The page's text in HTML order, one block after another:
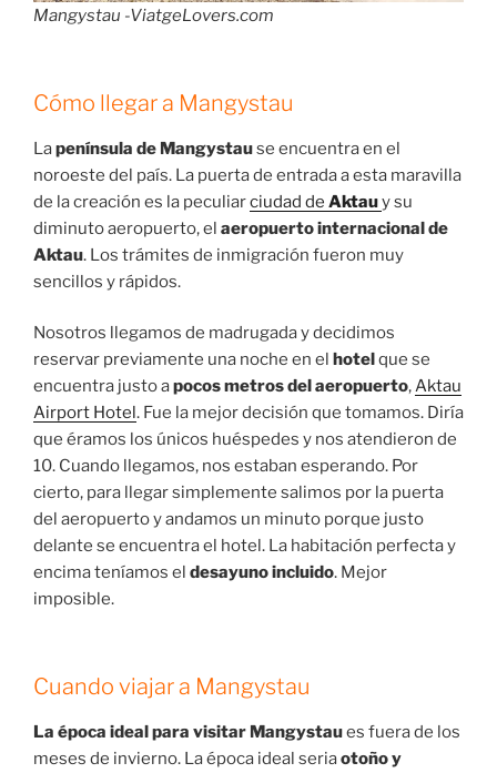
Mangystau -ViatgeLovers.com
Cómo llegar a Mangystau
Lapenínsula de Mangystause encuentra en el
noroeste del país. La puerta de entrada a esta maravilla
de la creación es la peculiarciudad de Aktauy su
diminuto aeropuerto, el aeropuerto internacional de
Aktau. Los trámites de inmigración fueron muy
sencillos y rápidos.
Nosotros llegamos de madrugada y decidimos
reservar previamente una noche en el
hotel que se
encuentra justo apocos metros del aeropuerto,Aktau
Airport Hotel . Fue la mejor decisión que tomamos. Diría
que éramos los únicos huéspedes y nos atendieron de
10. Cuando llegamos, nos estaban esperando. Por
cierto, para llegar simplemente salimos por la puerta
del aeropuerto y andamos un minuto porque justo
delante se encuentra el hotel. La habitación perfecta y
encima teníamos el desayuno incluido. Mejor
imposible.
Cuando viajar a Mangystau
La época ideal para visitar Mangystaues fuera de los
meses de invierno. La época ideal seriaotoño y